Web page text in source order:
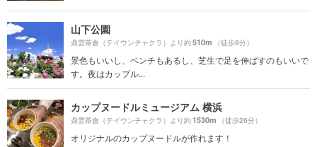
山下公園
鼎雲茶倉（テイウンチャクラ）より約510m （徒歩9分）
景色もいいし、ベンチもあるし、芝生で足を伸ばすのもいいで
す。夜はカップル...
カップヌードルミュージアム 横浜
鼎雲茶倉（テイウンチャクラ）より約1530m （徒歩26分）
オリジナルのカップヌードルが作れます！